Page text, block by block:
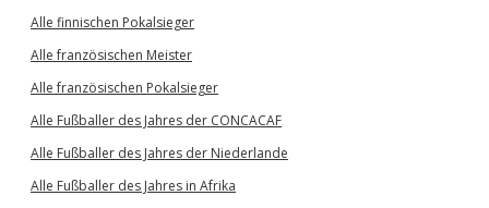
Alle finnischen Pokalsieger
Alle französischen Meister
Alle französischen Pokalsieger
Alle Fußballer des Jahres der CONCACAF
Alle Fußballer des Jahres der Niederlande
Alle Fußballer des Jahres in Afrika